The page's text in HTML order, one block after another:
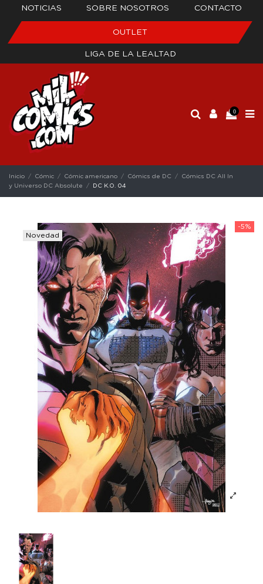
NOTICIAS SOBRE NOSOTROS CONTACTO
OUTLET
LIGA DE LA LEALTAD
0
Inicio Cómic Cómic americano Cómics de DC
Cómics DC All In
y Universo DC Absolute
DC K.O. 04
-5%
Novedad